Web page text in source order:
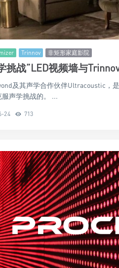
Trinnov 非矩形家庭影院
挑战”LED视频墙与
及其声学合作伙伴Ultracoustic，
声学挑战的。 ...
24 713